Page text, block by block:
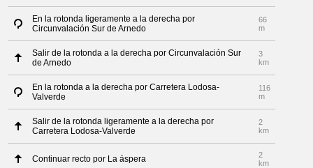
En la rotonda ligeramente a la derecha por
Circunvalación Sur de Arnedo
66
m
Salir de la rotonda a la derecha por Circunvalación Sur
de Arnedo
3
km
En la rotonda a la derecha por Carretera Lodosa-
Valverde
116
m
Salir de la rotonda ligeramente a la derecha por
Carretera Lodosa-Valverde
2
km
Continuar recto por La áspera
2
km